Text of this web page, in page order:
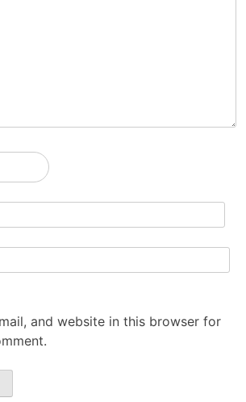
and website in this browser for